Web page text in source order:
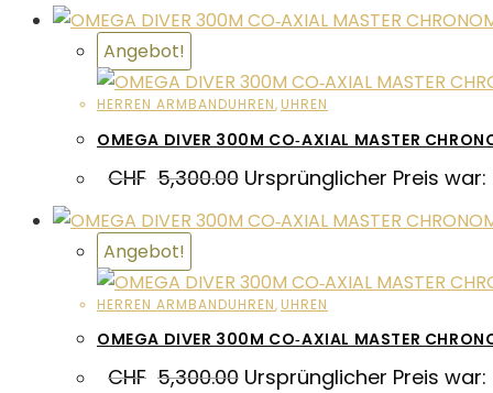
Angebot!
HERREN ARMBANDUHREN, UHREN
OMEGA DIVER 300M CO‑AXIAL MASTER
CHF 5,300.00 Ursprünglicher Preis war:
Angebot!
HERREN ARMBANDUHREN, UHREN
OMEGA DIVER 300M CO‑AXIAL MASTER
CHF 5,300.00 Ursprünglicher Preis war: